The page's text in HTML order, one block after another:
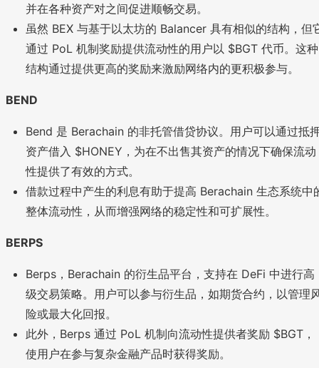
并在各种资产对之间促进顺畅交易。
虽然 BEX 与基于以太坊的 Balancer 具有相似的结构，但
通过 PoL 机制奖励提供流动性的用户以 $BGT 代币。这种
结构通过提供更高的奖励来激励网络内的更积极参与。
BEND
Bend 是 Berachain 的非托管借贷协议。用户可以通过抵
资产借入 $HONEY，为在不出售其资产的情况下确保流动
性提供了有效的方式。
借款过程中产生的利息有助于提高 Berachain 生态系统中
整体流动性，从而增强网络的稳定性和可扩展性。
BERPS
Berps，Berachain 的衍生品平台，支持在 DeFi 中进行高
级交易策略。用户可以参与衍生品，如期货合约，以管理
险或最大化回报。
此外，Berps 通过 PoL 机制向流动性提供者奖励 $BGT，
使用户在参与复杂金融产品时获得奖励。